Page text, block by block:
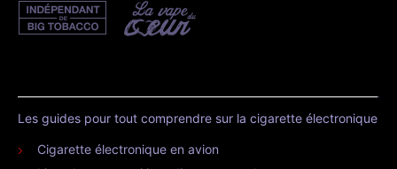
Les guides pour tout comprendre sur la cigarette électronique
Cigarette électronique en avion